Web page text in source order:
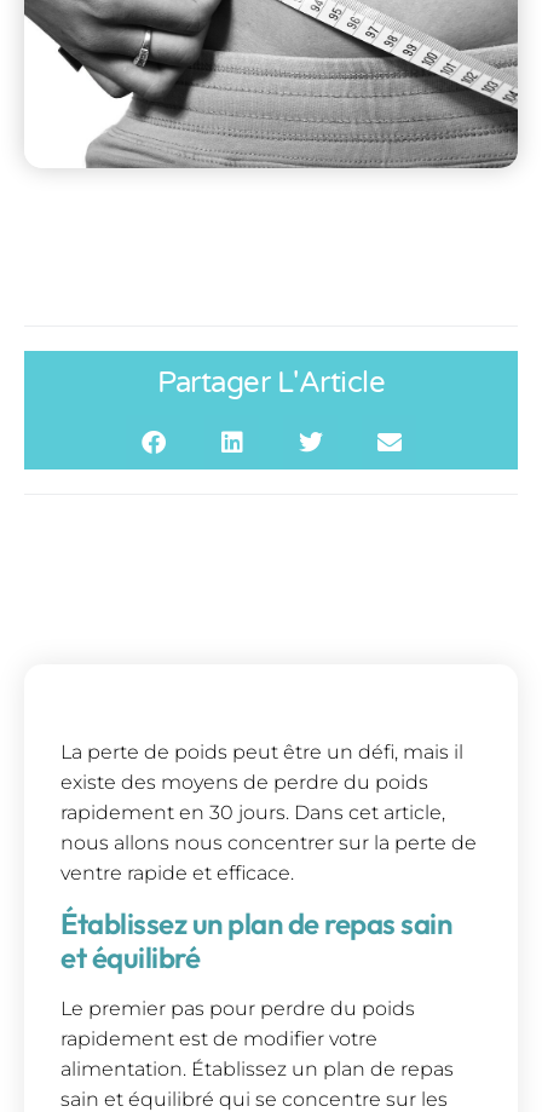
Partager L'Article
La perte de poids peut être un défi, mais il
existe des moyens de perdre du poids
rapidement en 30 jours. Dans cet article,
nous allons nous concentrer sur la perte de
ventre rapide et efficace.
Établissez un plan de repas sain
et équilibré
Le premier pas pour perdre du poids
rapidement est de modifier votre
alimentation. Établissez un plan de repas
sain et équilibré qui se concentre sur les